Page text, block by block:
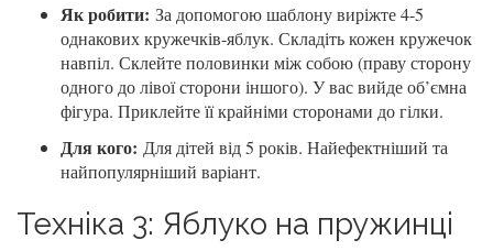
Як робити: За допомогою шаблону виріжте 4-5
однакових кружечків-яблук. Складіть кожен кружечок
навпіл. Склейте половинки між собою (праву сторону
одного до лівої сторони іншого). У вас вийде об’ємна
фігура. Приклейте її крайніми сторонами до гілки.
Для кого: Для дітей від 5 років. Найефектніший та
найпопулярніший варіант.
Техніка 3: Яблуко на пружинці